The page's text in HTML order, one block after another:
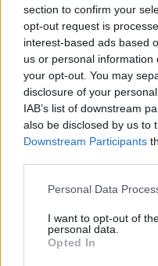
section to confirm your
opt-out request is
interest-based ads based
us or personal
your opt-out. You may
disclosure of your
IAB’s list of downstream
also be disclosed by us to
Downstream Participants
Personal Data
I want to opt-out of
personal data.
Opted In
nie genau wo das denn
Eine kleine
zum Preis von ... durch
schon vollkommen
Info ja auch im Spiel als
an die Spieler übermitteln.
13 April 2024
cooleygefällt dies.
jömi54
Zitat von Ichgebsauf: